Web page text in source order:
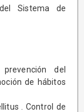
Sistema de
del
de hábitos
. Control de